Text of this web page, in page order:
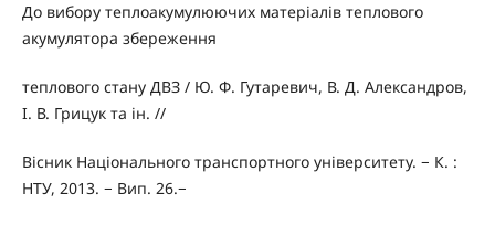
До вибору теплоакумулюючих матеріалів теплового
акумулятора збереження
теплового стану ДВЗ / Ю. Ф. Гутаревич, В. Д. Александров,
І. В. Грицук та ін. //
Вісник Національного транспортного університету. − К. :
НТУ, 2013. − Вип. 26.−